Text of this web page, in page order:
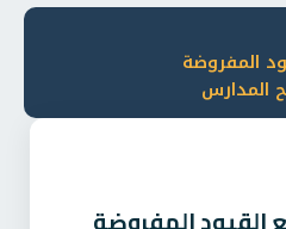
المفروضة
المدارس